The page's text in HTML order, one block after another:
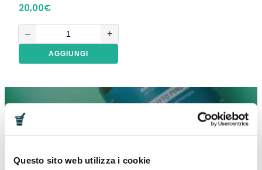
Questo sito web utilizza i cookie
20,00€
– +
AGGIUNGI
Ricevi subito il CODICE SCONTO del 15%
valido sul tuo PRIMO ORDINE